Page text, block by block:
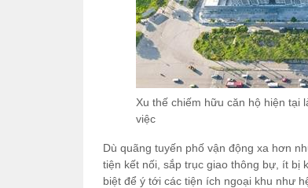
Xu thế chiếm hữu căn hộ hiện tại
việc
Dù quãng tuyến phố vận động xa hơn
tiện kết nối, sắp trục giao thông bự, ít bị
biệt để ý tới các tiện ích ngoại khu như